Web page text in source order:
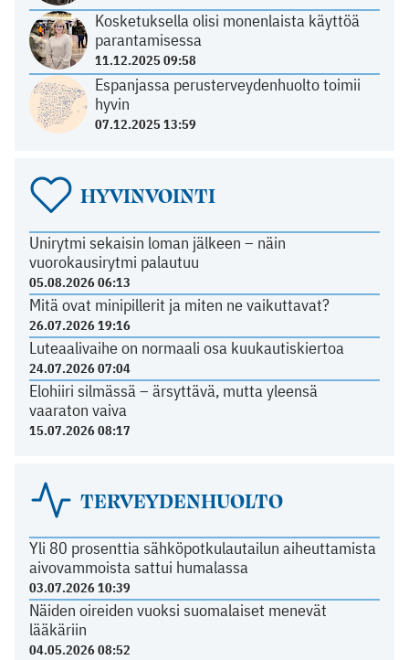
Kosketuksella olisi monenlaista käyttöä
parantamisessa
11.12.2025 09:58
Espanjassa perusterveydenhuolto toimii
hyvin
07.12.2025 13:59
HYVINVOINTI
Unirytmi sekaisin loman jälkeen – näin
vuorokausirytmi palautuu
05.08.2026 06:13
Mitä ovat minipillerit ja miten ne vaikuttavat?
26.07.2026 19:16
Luteaalivaihe on normaali osa kuukautiskiertoa
24.07.2026 07:04
Elohiiri silmässä – ärsyttävä, mutta yleensä
vaaraton vaiva
15.07.2026 08:17
TERVEYDENHUOLTO
Yli 80 prosenttia sähköpotkulautailun aiheuttamista
aivovammoista sattui humalassa
03.07.2026 10:39
Näiden oireiden vuoksi suomalaiset menevät
lääkäriin
04.05.2026 08:52